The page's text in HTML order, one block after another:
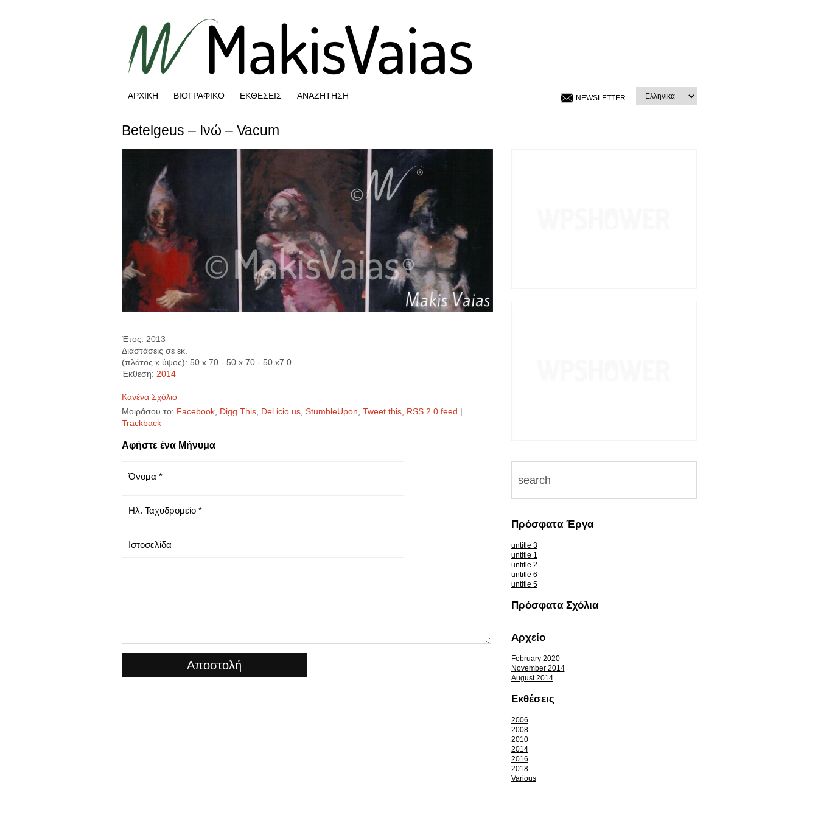
NEWSLETTER
ΑΡΧΙΚΉ ΒΙΟΓΡΑΦΙΚΌ ΕΚΘΈΣΕΙΣ ΑΝΑΖΉΤΗΣΗ
Πρόσφατα Έργα
untitle 3
untitle 1
untitle 2
untitle 6
untitle 5
Πρόσφατα Σχόλια
Αρχείο
February 2020
November 2014
August 2014
Εκθέσεις
2006
2008
2010
2014
2016
2018
Various
Betelgeus – Ινώ – Vacum
Έτος: 2013
Διαστάσεις σε εκ.
(πλάτος x ύψος): 50 x 70 - 50 x 70 - 50 x7 0
Έκθεση: 2014
Κανένα Σχόλιο
Μοιράσου το: Facebook, Digg This, Del.icio.us, StumbleUpon Tweet this, RSS 2.0 feed |
Trackback
Αφήστε ένα Μήνυμα